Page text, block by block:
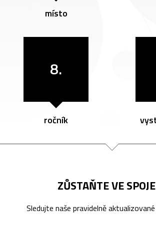
místo
8.
ročník
ZŮSTAŇTE VE
Sledujte naše pravidelně